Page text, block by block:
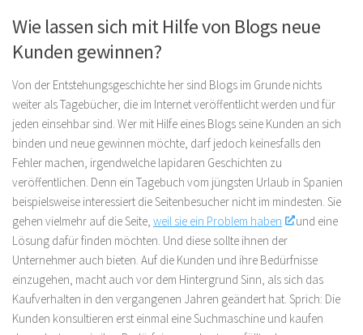
Wie lassen sich mit Hilfe von Blogs neue
Kunden gewinnen?
Von der Entstehungsgeschichte her sind Blogs im Grunde nichts
weiter als Tagebücher, die im Internet veröffentlicht werden und für
jeden einsehbar sind. Wer mit Hilfe eines Blogs seine Kunden an sich
binden und neue gewinnen möchte, darf jedoch keinesfalls den
Fehler machen, irgendwelche lapidaren Geschichten zu
veröffentlichen. Denn ein Tagebuch vom jüngsten Urlaub in Spanien
beispielsweise interessiert die Seitenbesucher nicht im mindesten. Sie
gehen vielmehr auf die Seite, weil sie ein Problem haben
und eine
Lösung dafür finden möchten. Und diese sollte ihnen der
Unternehmer auch bieten. Auf die Kunden und ihre Bedürfnisse
einzugehen, macht auch vor dem Hintergrund Sinn, als sich das
Kaufverhalten in den vergangenen Jahren geändert hat. Sprich: Die
Kunden konsultieren erst einmal eine Suchmaschine und kaufen